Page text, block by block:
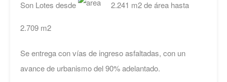
Son Lotes desde 2.241 m2 de área hasta
2.709 m2
Se entrega con vías de ingreso asfaltadas, con un
avance de urbanismo del 90% adelantado.